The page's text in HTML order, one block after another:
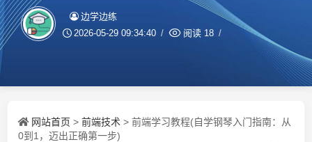
边学边练
2026-05-29 09:34:40 阅读 18
网站首页 > 前端技术 > 前端学习教程(自学钢琴入门指南：从
0到1，迈出正确第一步)